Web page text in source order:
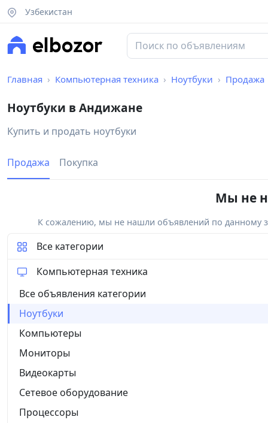
Узбекистан
Главная Компьютерная техника Ноутбуки Продажа
Ноутбуки в Андижане
Купить и продать ноутбуки
Продажа Покупка
Мы не
К сожалению, мы не нашли объявлений по данному
Все категории
Компьютерная техника
Все объявления категории
Ноутбуки
Компьютеры
Мониторы
Видеокарты
Сетевое оборудование
Процессоры